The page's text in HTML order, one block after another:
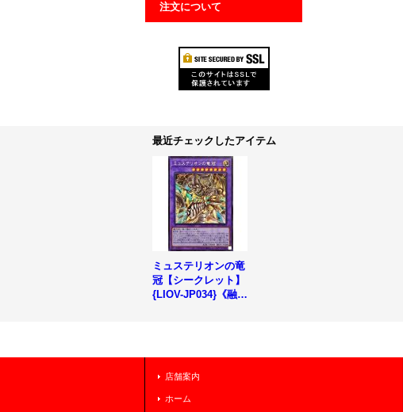
注文について
最近チェックしたアイテム
ミュステリオンの竜
冠【シークレット】
{LIOV-JP034}《融
店舗案内
ホーム